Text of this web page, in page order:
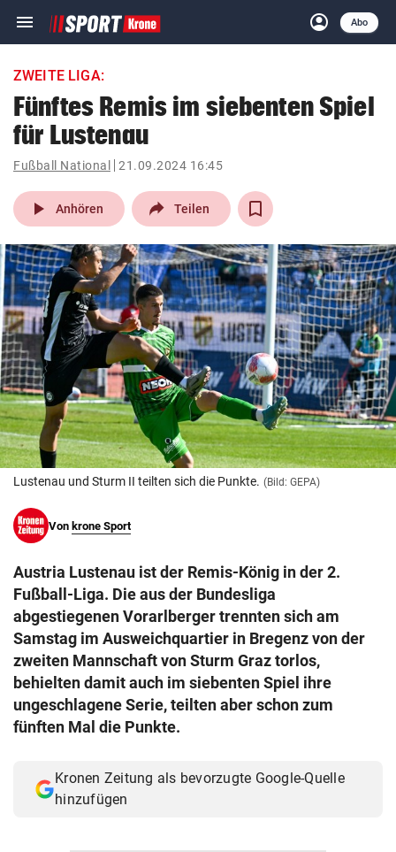
menu Navigation
ein-/ausklappen
account_circle
Anmelden
Abo
close Schließen
account_circle Anmelden
pin_drop
Wien arrow_right
bookmark
search
Suchbegriff
eingeben
© Krone Multimedia GmbH & Co KG 2026
Muthgasse 2, 1190 Wien
ZWEITE LIGA:
Fünftes Remis im siebenten Spiel
für Lustenau
Fußball National 21.09.2024 16:45
play_arrow Anhören Teilen
Lustenau und Sturm II teilten sich die Punkte. (Bild: GEPA)
Von krone Sport
Austria Lustenau ist der Remis-König in der 2.
Fußball-Liga. Die aus der Bundesliga
abgestiegenen Vorarlberger trennten sich am
Samstag im Ausweichquartier in Bregenz von der
zweiten Mannschaft von Sturm Graz torlos,
behielten damit auch im siebenten Spiel ihre
ungeschlagene Serie, teilten aber schon zum
fünften Mal die Punkte.
Kronen Zeitung als bevorzugte Google-Quelle
hinzufügen